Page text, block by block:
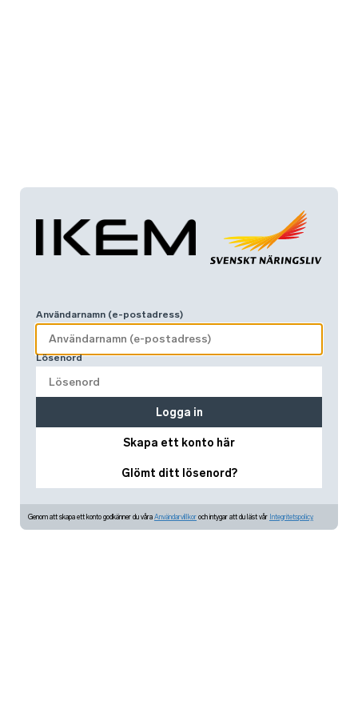
Användarnamn (e-postadress)
Lösenord
Skapa ett konto här
Glömt ditt lösenord?
Logga in
Genom att skapa ett konto godkänner du våra Användarvillkor och intygar att du läst vår Integritetspolicy.